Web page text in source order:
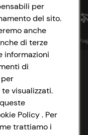
Istituzionale
per
del sito.
anche
di terze
informazioni
di
visualizzati.
Policy . Per
trattiamo i